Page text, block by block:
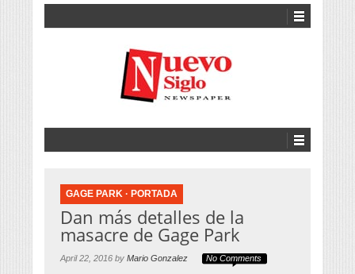
GAGE PARK · PORTADA
Dan más detalles de la
masacre de Gage Park
April 22, 2016 by Mario Gonzalez No Comments